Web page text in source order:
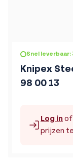
Snel
Knipex
98 00 13
Log inof
prijzen